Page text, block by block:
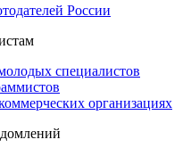
России
специалистов
организациях